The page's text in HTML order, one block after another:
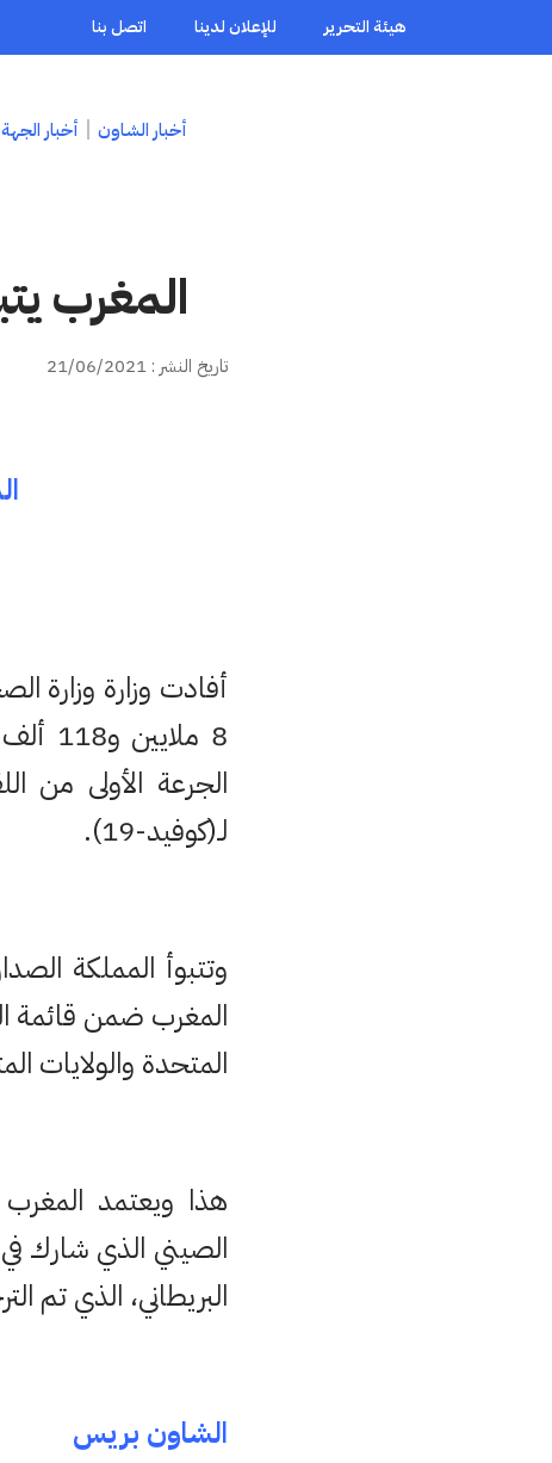
هيئة التحرير للإعلان لدينا اتصل بنا
أخبار الشاون أخبار الجهة
المغرب
تاريخ النشر : 21/06/2021
أفادت وزارة وزارة
لـ(كوفيد-19).
وتتبوأ المملكة
المغرب ضمن قائمة
المتحدة والولايات
هذا ويعتمد
الصيني الذي شارك في
البريطاني، الذي
الشاون بريس